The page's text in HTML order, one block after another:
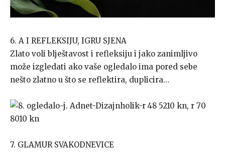
6. A I REFLEKSIJU, IGRU SJENA
Zlato voli blještavost i refleksiju i jako zanimljivo
može izgledati ako vaše ogledalo ima pored sebe
nešto zlatno u što se reflektira, duplicira…
7. GLAMUR SVAKODNEVICE